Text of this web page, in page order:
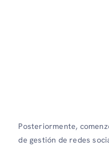
Posteriormente,
de gestión de redes